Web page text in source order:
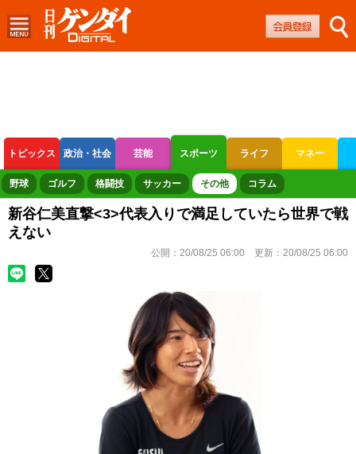
トピックス 政治・社会 芸能 スポーツ ライフ マネー
ボートレース 競輪 オートレース
野球 ゴルフ 格闘技 サッカー その他 コラム
新谷仁美直撃<3>代表入りで満足していたら世界で戦
えない
公開： 20/08/25 06:00 更新： 20/08/25 06:00